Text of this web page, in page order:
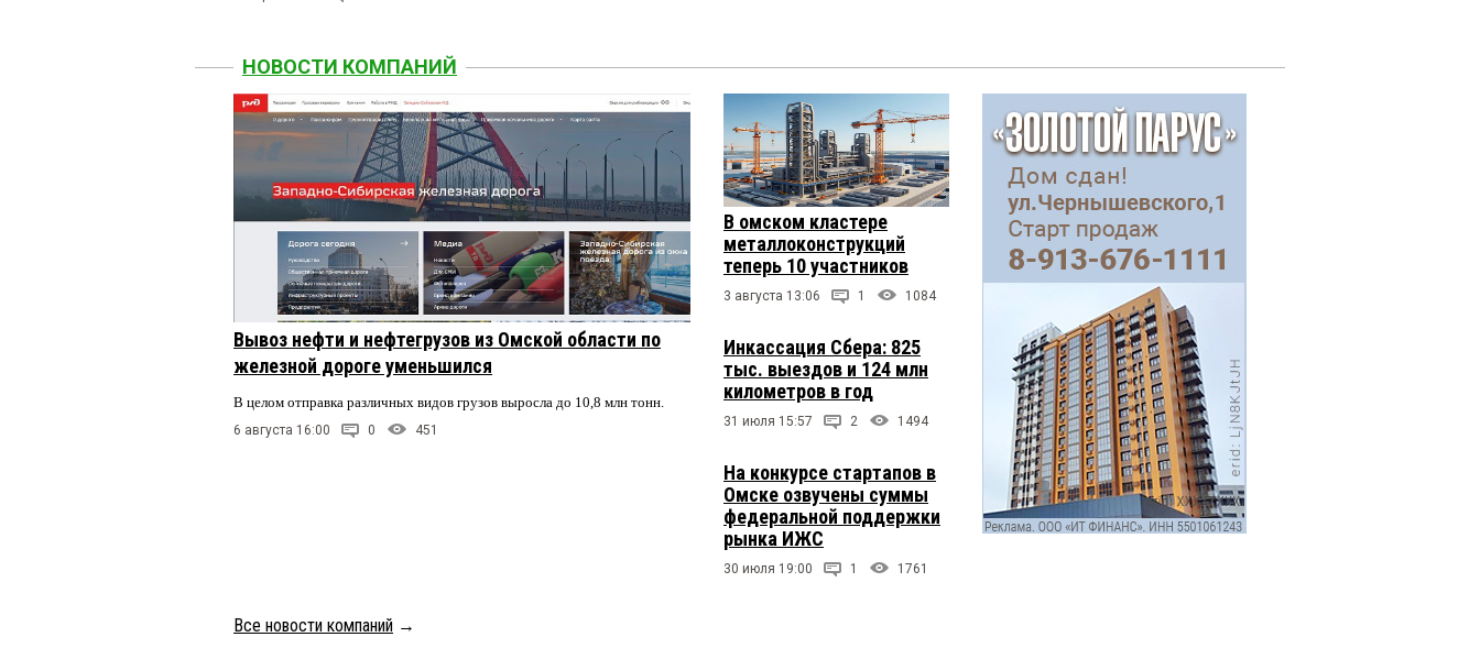
НОВОСТИ КОМПАНИЙ
Вывоз нефти и нефтегрузов из Омской области по
железной дороге уменьшился
В целом отправка различных видов грузов выросла до 10,8 млн тонн.
6 августа 16:00 0 451
В омском кластере
металлоконструкций
теперь 10 участников
3 августа 13:06 1 1084
Инкассация Сбера: 825
тыс. выездов и 124 млн
километров в год
31 июля 15:57 2 1494
На конкурсе стартапов в
Омске озвучены суммы
федеральной поддержки
рынка ИЖС
30 июля 19:00 1 1761
Все новости компаний →